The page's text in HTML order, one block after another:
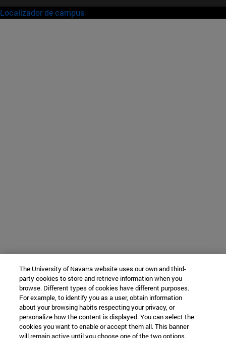
Localizador de campus
The University of Navarra website uses our own and third-
party cookies to store and retrieve information when you
browse. Different types of cookies have different purposes.
For example, to identify you as a user, obtain information
about your browsing habits respecting your privacy, or
personalize how the content is displayed. You can select the
cookies you want to enable or accept them all. This banner
will remain active until you choose one of the two options.